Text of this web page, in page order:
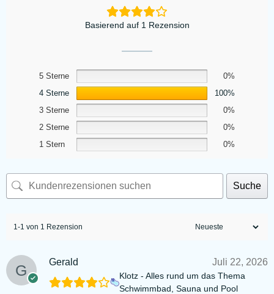
Basierend auf 1 Rezension
5 Sterne
0%
4 Sterne
100%
3 Sterne
0%
2 Sterne
0%
1 Stern
0%
Suche
1-1 von 1 Rezension
Gerald Juli 22, 2026
Klotz - Alles rund um das Thema
Schwimmbad, Sauna und Pool